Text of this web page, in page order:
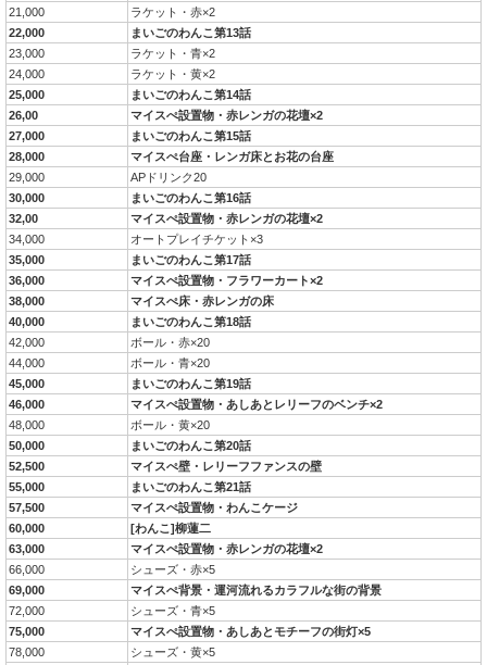
21,000
ラケット・赤×2
22,000
まいごのわんこ第13話
23,000
ラケット・青×2
24,000
ラケット・黄×2
25,000
まいごのわんこ第14話
26,00
マイスぺ設置物・赤レンガの花壇×2
27,000
まいごのわんこ第15話
28,000
マイスぺ台座・レンガ床とお花の台座
29,000
APドリンク20
30,000
まいごのわんこ第16話
32,00
マイスぺ設置物・赤レンガの花壇×2
34,000
オートプレイチケット×3
35,000
まいごのわんこ第17話
36,000
マイスぺ設置物・フラワーカート×2
38,000
マイスぺ床・赤レンガの床
40,000
まいごのわんこ第18話
42,000
ボール・赤×20
44,000
ボール・青×20
45,000
まいごのわんこ第19話
46,000
マイスぺ設置物・あしあとレリーフのベンチ×2
48,000
ボール・黄×20
50,000
まいごのわんこ第20話
52,500
マイスぺ壁・レリーフファンスの壁
55,000
まいごのわんこ第21話
57,500
マイスぺ設置物・わんこケージ
60,000
[わんこ]柳蓮二
63,000
マイスぺ設置物・赤レンガの花壇×2
66,000
シューズ・赤×5
69,000
マイスぺ背景・運河流れるカラフルな街の背景
72,000
シューズ・青×5
75,000
マイスぺ設置物・あしあとモチーフの街灯×5
78,000
シューズ・黄×5